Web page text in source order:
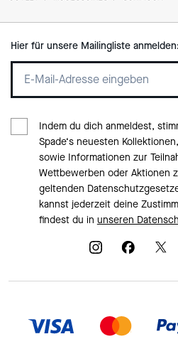
Hier für unsere Mailingliste anmelden:
Indem du dich anmeldest,
Spade‘s neuesten
sowie Informationen zur
Wettbewerben oder Aktionen
geltenden
kannst jederzeit deine
findest du in unseren